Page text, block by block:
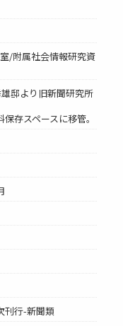
/附属社会情報研究資
邸より旧新聞研究所
存スペースに移管。
刊行-新聞類